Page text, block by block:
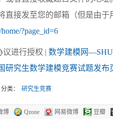
直接发至您的邮箱（但是由
?page_id=6
议进行授权 | 数学建模网
研究生数学建模竞赛试题发布
分类： 研究生竞赛
博 Qzone 网易微博 豆瓣